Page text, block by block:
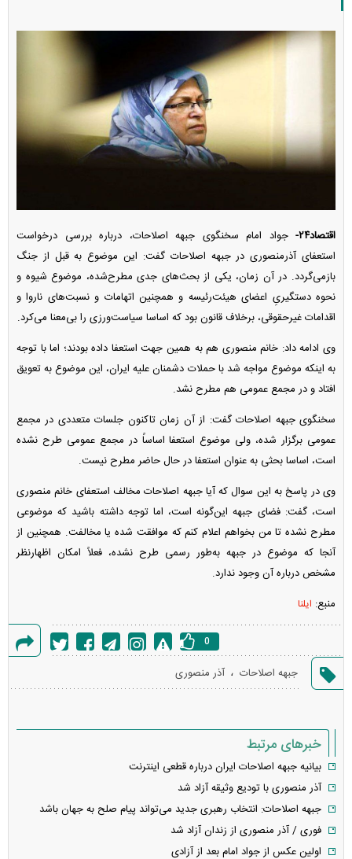
اقتصاد۲۴-
جواد امام سخنگوی جبهه اصلاحات، درباره بررسی درخواست
استعفای آذرمنصوری در جبهه اصلاحات گفت: این موضوع به قبل از جنگ
بازمی‌گردد. در آن زمان، یکی از بحث‌های جدی مطرح‌شده، موضوع شیوه و
نحوه دستگیریِ اعضای هیئت‌رئیسه و همچنین اتهامات و نسبت‌های ناروا و
اقدامات غیرحقوقی، برخلاف قانون بود که اساسا سیاست‌ورزی را بی‌معنا می‌کرد.
وی ادامه داد: خانم منصوری هم به همین جهت استعفا داده بودند؛ اما با توجه
به اینکه موضوع مواجه شد با حملات دشمنان علیه ایران، این موضوع به تعویق
افتاد و در مجمع عمومی هم مطرح نشد.
سخنگوی جبهه اصلاحات گفت: از آن زمان تاکنون جلسات متعددی در مجمع
عمومی برگزار شده، ولی موضوع استعفا اساساً در مجمع عمومی طرح نشده
است، اساسا بحثی به عنوان استعفا در حال حاضر مطرح نیست.
وی در پاسخ به این سوال که آیا جبهه اصلاحات مخالف استعفای خانم منصوری
است، گفت: فضای جبهه این‌گونه است، اما توجه داشته باشید که موضوعی
مطرح نشده تا من بخواهم اعلام کنم که موافقت شده یا مخالفت. همچنین از
آنجا که موضوع در جبهه به‌طور رسمی طرح نشده، فعلاً امکان اظهارنظر
مشخص درباره آن وجود ندارد.
منبع: ایلنا
خطا
0
جبهه اصلاحات ، آذر منصوری
خبرهای مرتبط
بیانیه جبهه اصلاحات ایران درباره قطعی اینترنت
آذر منصوری با تودیع وثیقه آزاد شد
جبهه اصلاحات: انتخاب رهبری جدید می‌تواند پیام صلح به جهان باشد
فوری / آذر منصوری از زندان آزاد شد
اولین عکس از جواد امام بعد از آزادی